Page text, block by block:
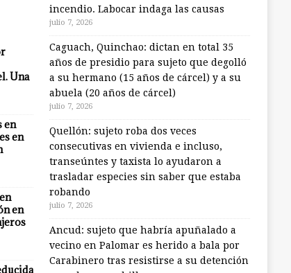
Una
en
en
en
incendio. Labocar indaga las causas
julio 7, 2026
Caguach, Quinchao: dictan en total 35
años de presidio para sujeto que degolló
a su hermano (15 años de cárcel) y a su
abuela (20 años de cárcel)
julio 7, 2026
Quellón: sujeto roba dos veces
consecutivas en vivienda e incluso,
transeúntes y taxista lo ayudaron a
trasladar especies sin saber que estaba
robando
julio 7, 2026
Ancud: sujeto que habría apuñalado a
vecino en Palomar es herido a bala por
Carabinero tras resistirse a su detención